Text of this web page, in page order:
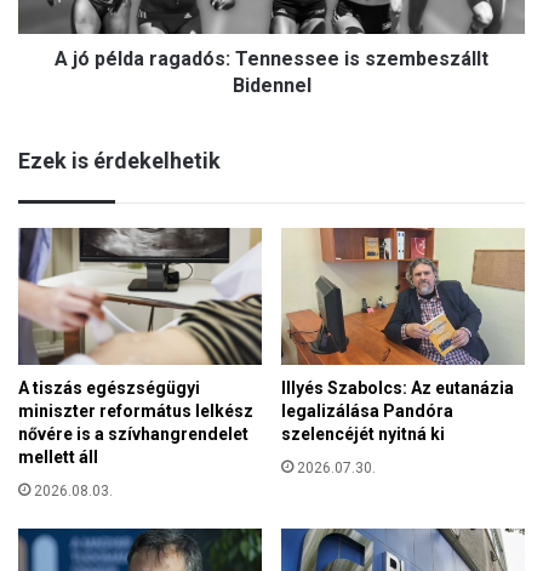
r
ó
T
e
n
n
s
s
e
e
i
s
z
A jó példa ragadós: Tennessee is szembeszállt
Bidennel
Ezek is érdekelhetik
A tiszás egészségügyi
miniszter református lelkész
nővére is a szívhangrendelet
mellett áll
2026.08.03.
Illyés Szabolcs: Az eutanázia
legalizálása Pandóra
szelencéjét nyitná ki
2026.07.30.